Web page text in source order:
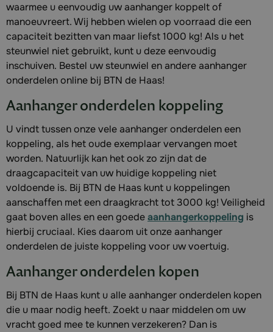
waarmee u eenvoudig uw aanhanger koppelt of
manoeuvreert. Wij hebben wielen op voorraad die een
capaciteit bezitten van maar liefst 1000 kg! Als u het
steunwiel niet gebruikt, kunt u deze eenvoudig
inschuiven. Bestel uw steunwiel en andere aanhanger
onderdelen online bij BTN de Haas!
Aanhanger onderdelen koppeling
U vindt tussen onze vele aanhanger onderdelen een
koppeling, als het oude exemplaar vervangen moet
worden. Natuurlijk kan het ook zo zijn dat de
draagcapaciteit van uw huidige koppeling niet
voldoende is. Bij BTN de Haas kunt u koppelingen
aanschaffen met een draagkracht tot 3000 kg! Veiligheid
gaat boven alles en een goedeaanhangerkoppeling is
hierbij cruciaal. Kies daarom uit onze aanhanger
onderdelen de juiste koppeling voor uw voertuig.
Aanhanger onderdelen kopen
Bij BTN de Haas kunt u alle aanhanger onderdelen kopen
die u maar nodig heeft. Zoekt u naar middelen om uw
vracht goed mee te kunnen verzekeren? Dan is